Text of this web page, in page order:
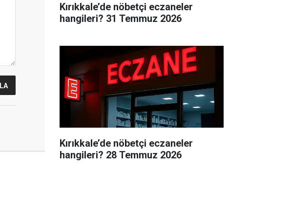
Kırıkkale’de nöbetçi eczaneler
hangileri? 31 Temmuz 2026
Kırıkkale’de nöbetçi eczaneler
hangileri? 28 Temmuz 2026